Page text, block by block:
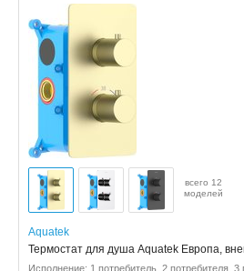
всего 12
моделей
Aquatek
Термостат для душа Aquatek Европа,
Исполнение: 1 потребитель, 2 потребителя, 3